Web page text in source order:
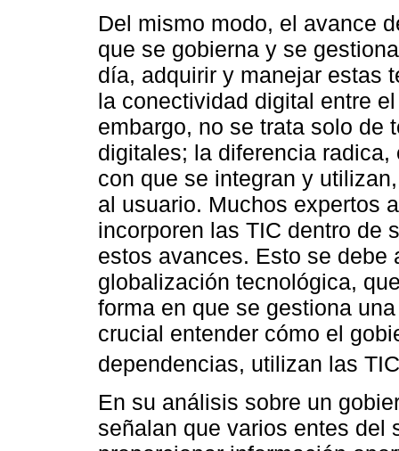
Del mismo modo, el avance
que se gobierna y se
día, adquirir y manejar estas
la conectividad digital entre
embargo, no se trata solo de
digitales; la diferencia
con que se integran y
al usuario. Muchos expertos
incorporen las TIC dentro de
estos avances. Esto se debe
globalización tecnológica,
forma en que se gestiona
crucial entender cómo el
dependencias, utilizan las
En su análisis sobre un
señalan que varios entes del